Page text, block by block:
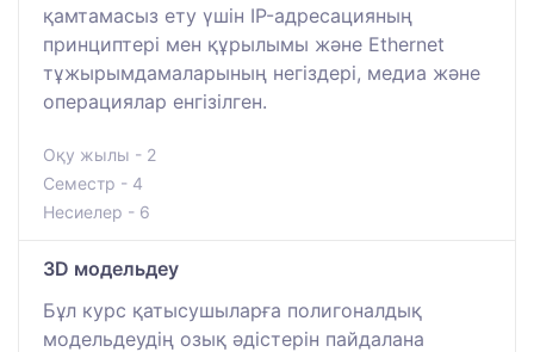
қамтамасыз ету үшін IP-адресацияның
принциптері мен құрылымы және Ethernet
тұжырымдамаларының негіздері, медиа және
операциялар енгізілген.
Оқу жылы - 2
Семестр - 4
Несиелер - 6
3D модельдеу
Бұл курс қатысушыларға полигоналдық
модельдеудің озық әдістерін пайдалана